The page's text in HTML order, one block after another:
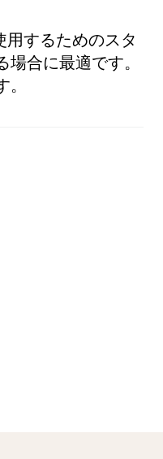
するためのスタ
合に最適です。